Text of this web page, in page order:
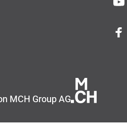
MCH Group AG